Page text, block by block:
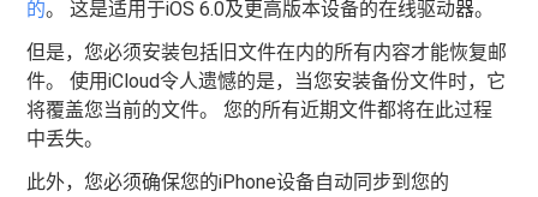
的。 这是适用于iOS 6.0及更高版本设备的在线驱动器。
但是，您必须安装包括旧文件在内的所有内容才能恢复邮
件。 使用iCloud令人遗憾的是，当您安装备份文件时，它
将覆盖您当前的文件。 您的所有近期文件都将在此过程
中丢失。
此外，您必须确保您的iPhone设备自动同步到您的